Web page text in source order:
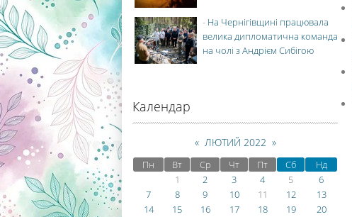
- На Чернігівщині працювала
велика дипломатична команда
на чолі з Андрієм Сибігою
Календар
« ЛЮТИЙ 2022 »
Пн Вт Ср Чт Пт Сб
Нд
1
2 3 4 5
6
7
8 9 10 11 12
13
14
15 16 17 18 19
20